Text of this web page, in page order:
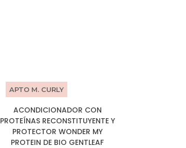
APTO M. CURLY
ACONDICIONADOR CON
PROTEÍNAS RECONSTITUYENTE Y
PROTECTOR WONDER MY
PROTEIN DE BIO GENTLEAF